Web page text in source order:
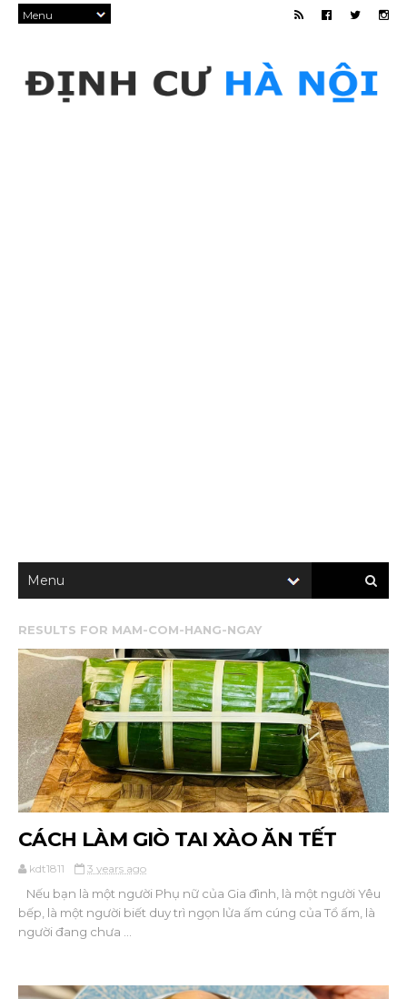
RESULTS FOR MAM-COM-HANG-NGAY
CÁCH LÀM GIÒ TAI XÀO ĂN TẾT
kdt1811 3 years ago
Nếu bạn là một người Phụ nữ của Gia đình, là một người Yêu
bếp, là một người biết duy trì ngọn lửa ấm cúng của Tổ ấm, là
người đang chưa ...